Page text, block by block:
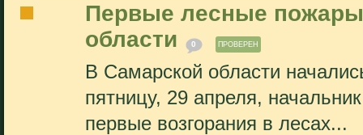
Первые лесные
области
0 ПРОВЕРЕН
В Самарской области
пятницу, 29 апреля,
первые возгорания в лесах...